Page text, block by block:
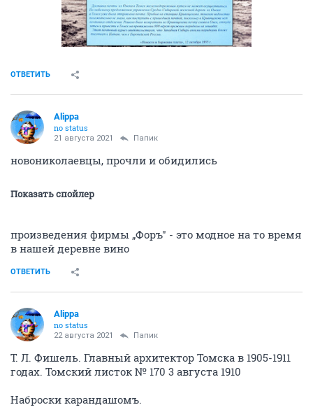
ОТВЕТИТЬ
Alippa
no status
21 августа 2021 Папик
новониколаевцы, прочли и обидились
Показать спойлер
произведения фирмы „Форъ" - это модное на то время
в нашей деревне вино
ОТВЕТИТЬ
Alippa
no status
22 августа 2021 Папик
Т. Л. Фишель. Главный архитектор Томска в 1905-1911
годах. Томский листок № 170 3 августа 1910
Наброски карандашомъ.